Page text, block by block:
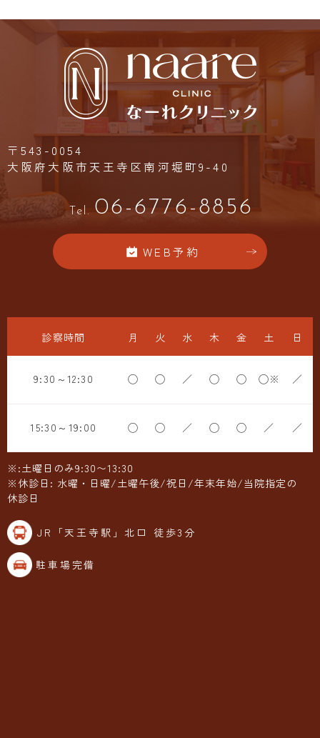
〒543-0054
大阪府大阪市天王寺区南河堀町9-40
Tel. 06-6776-8856
WEB予約
診察時間 月 火 水 木 金 土 日
9:30～12:30 ◯ ◯ ／ ◯ ◯ ◯※ ／
15:30～19:00 ◯ ◯ ／ ◯ ◯ ／ ／
※:土曜日のみ9:30〜13:30
※休診日: 水曜・日曜/土曜午後/祝日/年末年始/当院指定の
休診日
JR「天王寺駅」北口 徒歩3分
駐車場完備